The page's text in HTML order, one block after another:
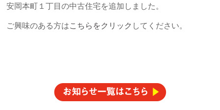
安岡本町１丁目の中古住宅を追加しました。
ご興味のある方はこちらをクリック してください。